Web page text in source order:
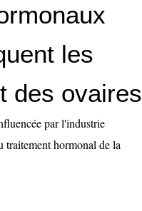
les
des ovaires
par l'industrie
traitement hormonal de la